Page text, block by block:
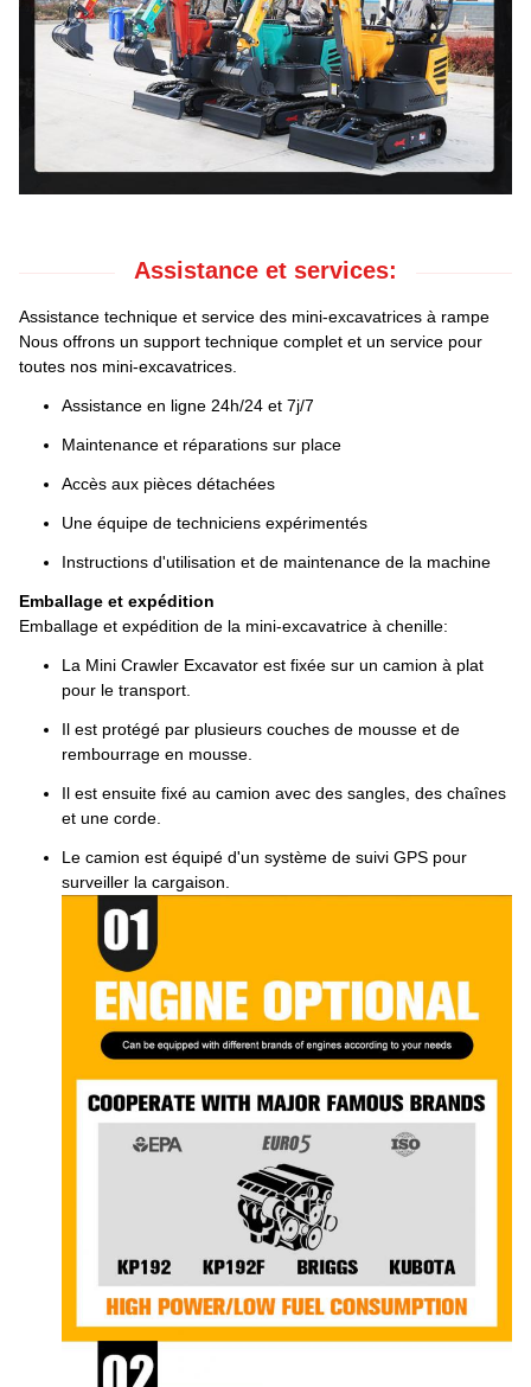
Assistance et services:
Assistance technique et service des mini-excavatrices à rampe
Nous offrons un support technique complet et un service pour
toutes nos mini-excavatrices.
Assistance en ligne 24h/24 et 7j/7
Maintenance et réparations sur place
Accès aux pièces détachées
Une équipe de techniciens expérimentés
Instructions d'utilisation et de maintenance de la machine
Emballage et expédition
Emballage et expédition de la mini-excavatrice à chenille:
La Mini Crawler Excavator est fixée sur un camion à plat
pour le transport.
Il est protégé par plusieurs couches de mousse et de
rembourrage en mousse.
Il est ensuite fixé au camion avec des sangles, des chaînes
et une corde.
Le camion est équipé d'un système de suivi GPS pour
surveiller la cargaison.